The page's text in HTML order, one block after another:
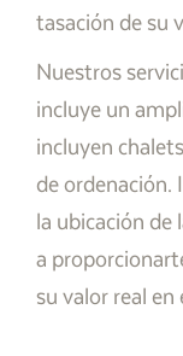
tasación de su
Nuestros
incluye un
incluyen
de ordenación.
la ubicación
a
su valor real en